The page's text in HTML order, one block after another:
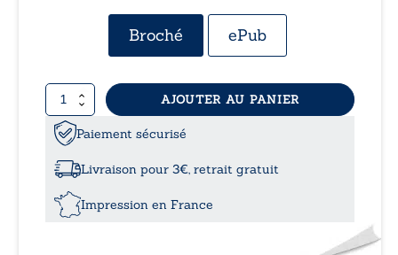
Broché ePub
quantité
de
Au
des
AJOUTER AU PANIER
Paiement sécurisé
Livraison pour 3€, retrait gratuit
Impression en France